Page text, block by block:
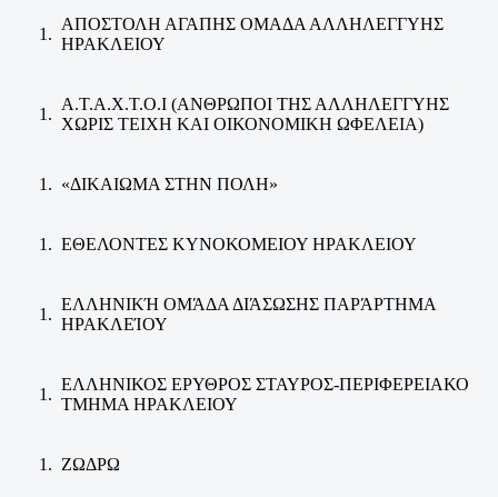
ΑΠΟΣΤΟΛΗ ΑΓΑΠΗΣ ΟΜΑΔΑ ΑΛΛΗΛΕΓΓΥΗΣ
ΗΡΑΚΛΕΙΟΥ
Α.Τ.Α.Χ.Τ.Ο.Ι (ΑΝΘΡΩΠΟΙ ΤΗΣ ΑΛΛΗΛΕΓΓΥΗΣ
ΧΩΡΙΣ ΤΕΙΧΗ ΚΑΙ ΟΙΚΟΝΟΜΙΚΗ ΩΦΕΛΕΙΑ)
«ΔΙΚΑΙΩΜΑ ΣΤΗΝ ΠΟΛΗ»
ΕΘΕΛΟΝΤΕΣ ΚΥΝΟΚΟΜΕΙΟΥ ΗΡΑΚΛΕΙΟΥ
ΕΛΛΗΝΙΚΉ ΟΜΆΔΑ ΔΙΆΣΩΣΗΣ ΠΑΡΆΡΤΗΜΑ
ΗΡΑΚΛΕΊΟΥ
ΕΛΛΗΝΙΚΟΣ ΕΡΥΘΡΟΣ ΣΤΑΥΡΟΣ-ΠΕΡΙΦΕΡΕΙΑΚΟ
ΤΜΗΜΑ ΗΡΑΚΛΕΙΟΥ
ΖΩΔΡΩ